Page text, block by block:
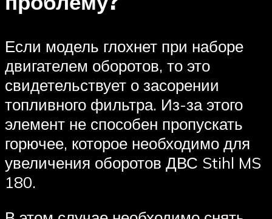
Если модель глохнет при наборе
двигателем оборотов, то это
свидетельствует о засорении
топливного фильтра. Из-за этого
элемент не способен пропускать
горючее, которое необходимо для
увеличения оборотов ДВС Stihl MS
180.